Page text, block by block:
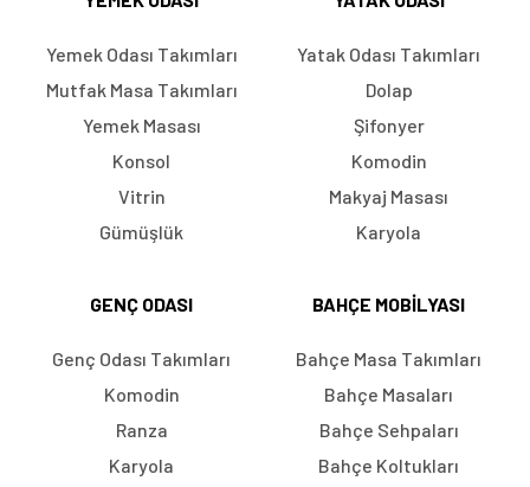
Yemek Odası Takımları
Mutfak Masa Takımları
Yemek Masası
Konsol
Vitrin
Gümüşlük
Yatak Odası Takımları
Dolap
Şifonyer
Komodin
Makyaj Masası
Karyola
GENÇ ODASI
Genç Odası Takımları
Komodin
Ranza
Karyola
BAHÇE MOBILYASI
Bahçe Masa Takımları
Bahçe Masaları
Bahçe Sehpaları
Bahçe Koltukları